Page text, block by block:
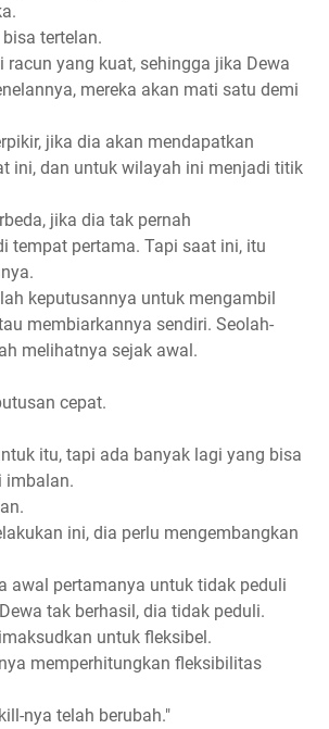
tertelan.
racun yang kuat, sehingga jika Dewa
mereka akan mati satu demi
jika dia akan mendapatkan
ini, dan untuk wilayah ini menjadi titik
jika dia tak pernah
tempat pertama. Tapi saat ini, itu
keputusannya untuk mengambil
membiarkannya sendiri. Seolah-
melihatnya sejak awal.
cepat.
itu, tapi ada banyak lagi yang bisa
imbalan.
ini, dia perlu mengembangkan
awal pertamanya untuk tidak peduli
tak berhasil, dia tidak peduli.
untuk fleksibel.
memperhitungkan fleksibilitas
nya telah berubah."